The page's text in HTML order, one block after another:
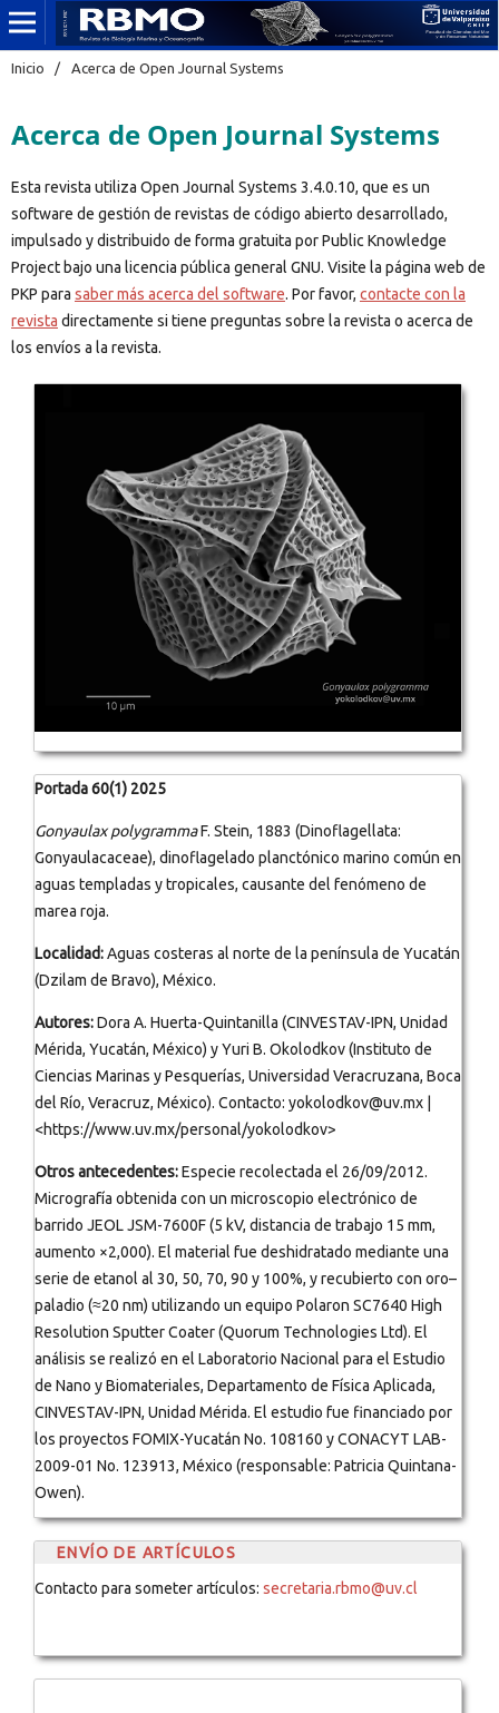
Inicio / Acerca de Open Journal Systems
Acerca de Open Journal Systems
Esta revista utiliza Open Journal Systems 3.4.0.10, que es un
software de gestión de revistas de código abierto desarrollado,
impulsado y distribuido de forma gratuita por Public Knowledge
Project bajo una licencia pública general GNU. Visite la página web de
PKP para saber más acerca del software. Por favor, contacte con la
revista directamente si tiene preguntas sobre la revista o acerca de
los envíos a la revista.
Portada 60(1) 2025
Gonyaulax polygrammaF. Stein, 1883 (Dinoflagellata:
Gonyaulacaceae), dinoflagelado planctónico marino común en
aguas templadas y tropicales, causante del fenómeno de
marea roja.
Localidad:Aguas costeras al norte de la península de Yucatán
(Dzilam de Bravo), México.
Autores:Dora A. Huerta-Quintanilla (CINVESTAV-IPN, Unidad
Mérida, Yucatán, México) y Yuri B. Okolodkov (Instituto de
Ciencias Marinas y Pesquerías, Universidad Veracruzana, Boca
del Río, Veracruz, México). Contacto: yokolodkov@uv.mx |
<https://www.uv.mx/personal/yokolodkov>
Otros antecedentes:Especie recolectada el 26/09/2012.
Micrografía obtenida con un microscopio electrónico de
barrido JEOL JSM-7600F (5 kV, distancia de trabajo 15 mm,
aumento ×2,000). El material fue deshidratado mediante una
serie de etanol al 30, 50, 70, 90 y 100%, y recubierto con oro–
paladio (≈20 nm) utilizando un equipo Polaron SC7640 High
Resolution Sputter Coater (Quorum Technologies Ltd). El
análisis se realizó en el Laboratorio Nacional para el Estudio
de Nano y Biomateriales, Departamento de Física Aplicada,
CINVESTAV-IPN, Unidad Mérida. El estudio fue financiado por
los proyectos FOMIX-Yucatán No. 108160 y CONACYT LAB-
2009-01 No. 123913, México (responsable: Patricia Quintana-
Owen).
ENVÍO DE ARTÍCULOS
Contacto para someter artículos: secretaria.rbmo@uv.cl